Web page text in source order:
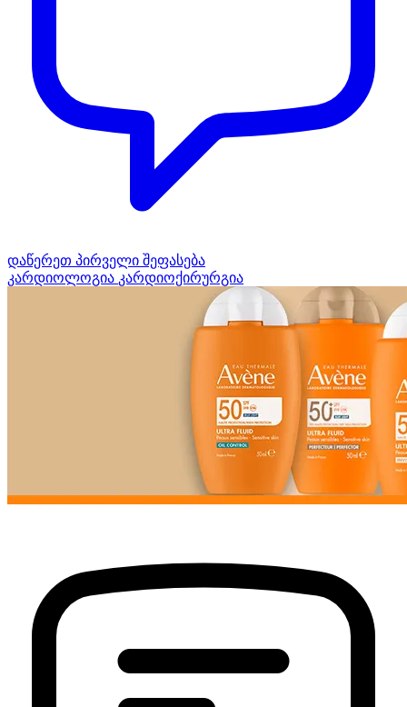
დაწერეთ პირველი შეფასება
კარდიოლოგია კარდიოქირურგია